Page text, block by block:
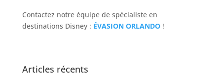
Contactez notre équipe de spécialiste en
destinations Disney : ÉVASION ORLANDO!
Articles récents